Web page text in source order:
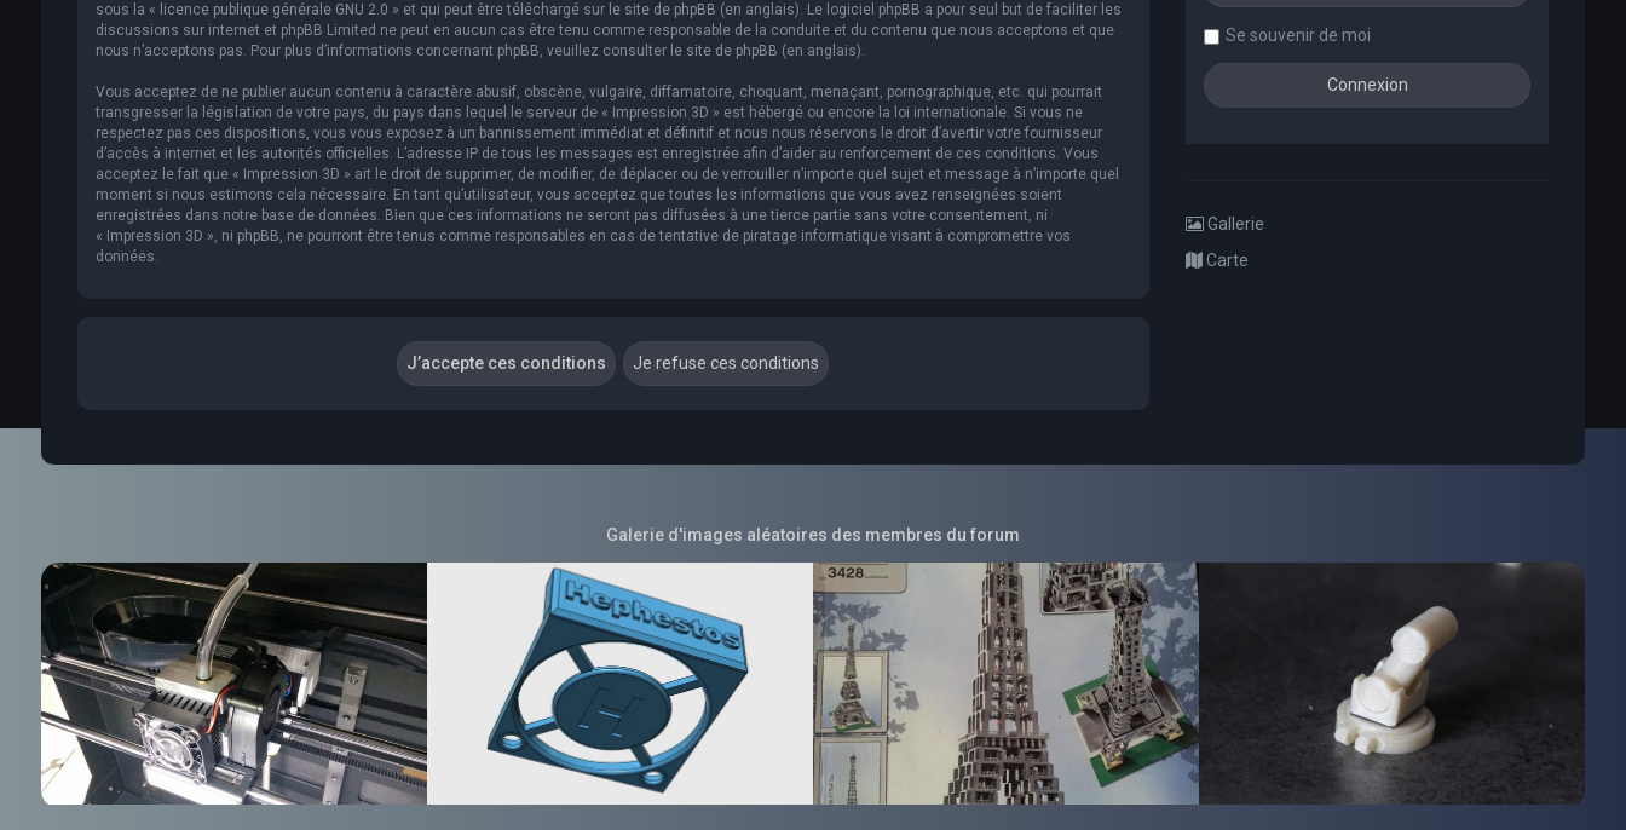
sous la « licence publique générale GNU 2.0 » et qui peut être téléchargé sur le site de phpBB (en anglais). Le logiciel phpBB a pour seul but de faciliter les
discussions sur internet et phpBB Limited ne peut en aucun cas être tenu comme responsable de la conduite et du contenu que nous acceptons et que
nous n’acceptons pas. Pour plus d’informations concernant phpBB, veuillez consulter le site de phpBB (en anglais).
Vous acceptez de ne publier aucun contenu à caractère abusif, obscène, vulgaire, diffamatoire, choquant, menaçant, pornographique, etc. qui pourrait
transgresser la législation de votre pays, du pays dans lequel le serveur de « Impression 3D » est hébergé ou encore la loi internationale. Si vous ne
respectez pas ces dispositions, vous vous exposez à un bannissement immédiat et définitif et nous nous réservons le droit d’avertir votre fournisseur
d’accès à internet et les autorités officielles. L’adresse IP de tous les messages est enregistrée afin d’aider au renforcement de ces conditions. Vous
acceptez le fait que « Impression 3D » ait le droit de supprimer, de modifier, de déplacer ou de verrouiller n’importe quel sujet et message à n’importe quel
moment si nous estimons cela nécessaire. En tant qu’utilisateur, vous acceptez que toutes les informations que vous avez renseignées soient
enregistrées dans notre base de données. Bien que ces informations ne seront pas diffusées à une tierce partie sans votre consentement, ni
« Impression 3D », ni phpBB, ne pourront être tenus comme responsables en cas de tentative de piratage informatique visant à compromettre vos
données.
Se souvenir de moi
Gallerie
Carte
Galerie d'images aléatoires des membres du forum